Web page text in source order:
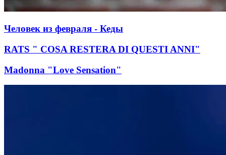
Человек из февраля - Кеды
RATS " COSA RESTERA DI QUESTI ANNI"
Madonna "Love Sensation"